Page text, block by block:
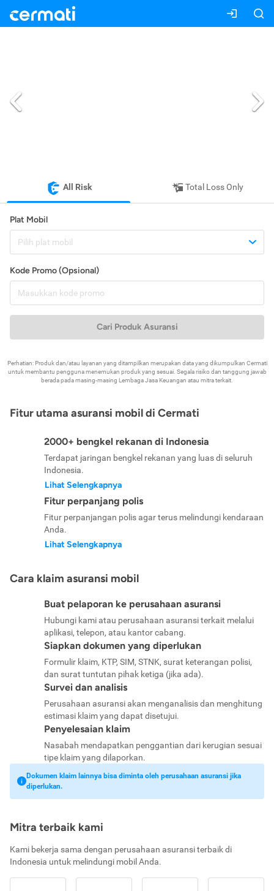
All Risk Total Loss Only
Plat Mobil
Pilih plat mobil
Kode Promo (Opsional)
Cari Produk Asuransi
Perhatian: Produk dan/atau layanan yang ditampilkan merupakan data yang dikumpulkan Cermati
untuk membantu pengguna menemukan produk yang sesuai. Segala risiko dan tanggung jawab
berada pada masing-masing Lembaga Jasa Keuangan atau mitra terkait.
Fitur utama asuransi mobil di Cermati
2000+ bengkel rekanan di Indonesia
Terdapat jaringan bengkel rekanan yang luas di seluruh
Indonesia.
Lihat Selengkapnya
Fitur perpanjang polis
Fitur perpanjangan polis agar terus melindungi kendaraan
Anda.
Lihat Selengkapnya
Cara klaim asuransi mobil
Buat pelaporan ke perusahaan asuransi
Hubungi kami atau perusahaan asuransi terkait melalui
aplikasi, telepon, atau kantor cabang.
Siapkan dokumen yang diperlukan
Formulir klaim, KTP, SIM, STNK, surat keterangan polisi,
dan surat tuntutan pihak ketiga (jika ada).
Survei dan analisis
Perusahaan asuransi akan menganalisis dan menghitung
estimasi klaim yang dapat disetujui.
Penyelesaian klaim
Nasabah mendapatkan penggantian dari kerugian sesuai
tipe klaim yang dilaporkan.
Dokumen klaim lainnya bisa diminta oleh perusahaan asuransi jika
diperlukan.
Mitra terbaik kami
Kami bekerja sama dengan perusahaan asuransi terbaik di
Indonesia untuk melindungi mobil Anda.